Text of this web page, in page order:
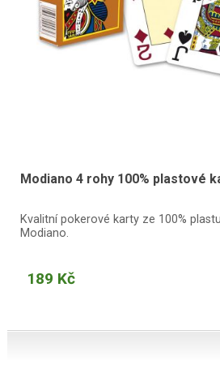
Modiano 4 rohy 100% plastové
Kvalitní pokerové karty ze 100%
Modiano.
189 Kč